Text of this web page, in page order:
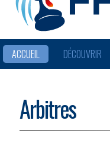
ACCUEIL DÉCOUVRIR
Arbitres